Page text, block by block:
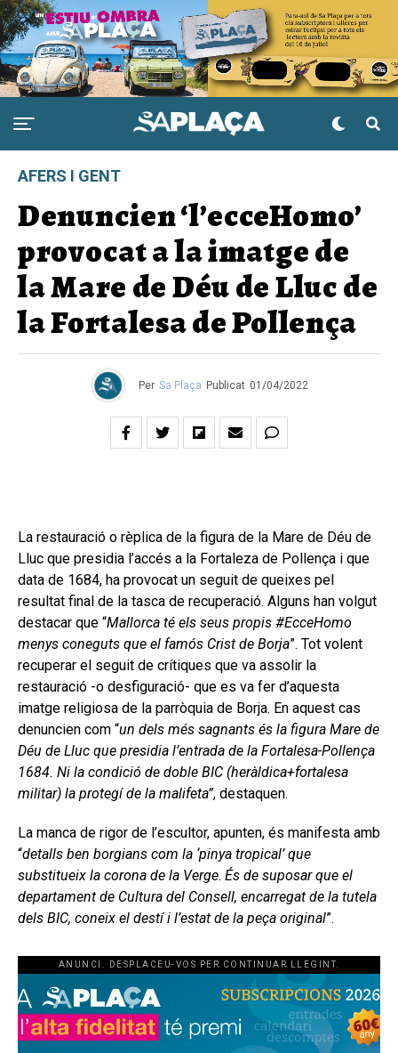
AFERS I GENT
Denuncien ‘l’ecceHomo’
provocat a la imatge de
la Mare de Déu de Lluc de
la Fortalesa de Pollença
Per Sa Plaça Publicat 01/04/2022
La restauració o rèplica de la figura de la Mare de Déu de
Lluc que presidia l’accés a la Fortaleza de Pollença i que
data de 1684, ha provocat un seguit de queixes pel
resultat final de la tasca de recuperació. Alguns han volgut
destacar que “Mallorca té els seus propis #EcceHomo
menys coneguts que el famós Crist de Borja”. Tot volent
recuperar el seguit de crítiques que va assolir la
restauració -o desfiguració- que es va fer d’aquesta
imatge religiosa de la parròquia de Borja. En aquest cas
denuncien com “un dels més sagnants és la figura Mare de
Déu de Lluc que presidia l’entrada de la Fortalesa-Pollença
1684. Ni la condició de doble BIC (heràldica+fortalesa
militar) la protegí de la malifeta”, destaquen.
La manca de rigor de l’escultor, apunten, és manifesta amb
“detalls ben borgians com la ‘pinya tropical’ que
substitueix la corona de la Verge. És de suposar que el
departament de Cultura del Consell, encarregat de la tutela
dels BIC, coneix el destí i l’estat de la peça original”.
ANUNCI. DESPLACEU-VOS PER CONTINUAR LLEGINT.